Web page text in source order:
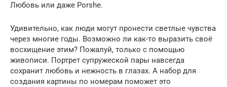
Любовь или даже Porshe.
Удивительно, как люди могут пронести светлые чувства
через многие годы. Возможно ли как-то выразить своё
восхищение этим? Пожалуй, только с помощью
живописи. Портрет супружеской пары навсегда
сохранит любовь и нежность в глазах. А набор для
создания картины по номерам поможет это